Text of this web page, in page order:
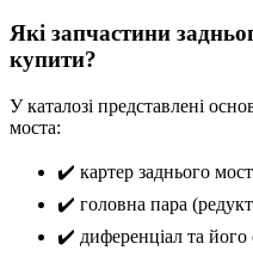
Які запчастини
купити?
У каталозі представлені
моста:
✔️ картер заднього
✔️ головна пара
✔️ диференціал та його